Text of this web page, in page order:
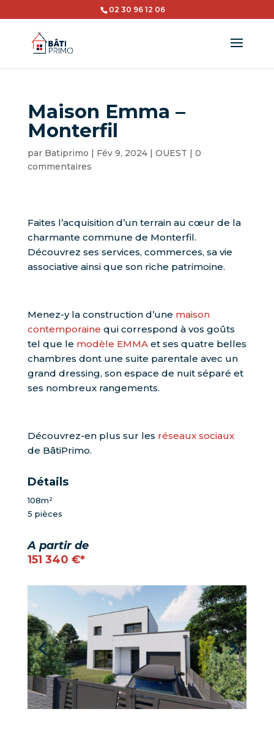
02 30 96 12 06
Maison Emma –
Monterfil
par Batiprimo | Fév 9, 2024| OUEST | 0
commentaires
Faites l’acquisition d’un terrain au cœur de la
charmante commune de Monterfil.
Découvrez ses services, commerces, sa vie
associative ainsi que son riche patrimoine.
Menez-y la construction d’une maison
contemporaine qui correspond à vos goûts
tel que le modèle EMMAet ses quatre belles
chambres dont une suite parentale avec un
grand dressing, son espace de nuit séparé et
ses nombreux rangements.
Découvrez-en plus sur les réseaux sociaux
de BâtiPrimo.
Détails
108m²
5 pièces
A partir de
151 340 €*